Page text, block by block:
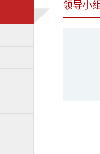
领导小